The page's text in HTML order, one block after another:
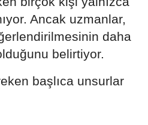
Ancak uzmanlar,
daha
belirtiyor.
başlıca unsurlar